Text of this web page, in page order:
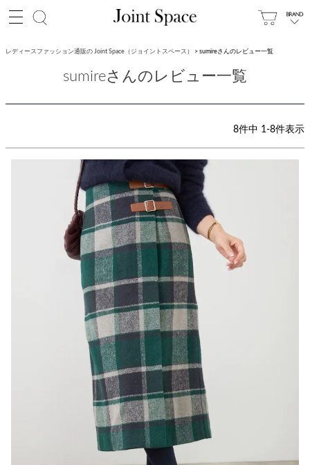
レディースファッション通販の Joint Space（ジョイントスペース） sumireさんのレビュー一覧
sumireさんのレビュー一覧
8件中 1-8件表示